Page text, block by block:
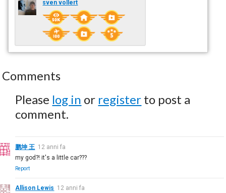
sven vollert
Comments
Please log in or register to post a
comment.
鹏坤 王 12 anni fa
my god?! it's a little car???
Report
Allison Lewis 12 anni fa